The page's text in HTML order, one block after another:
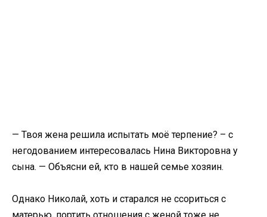
— Твоя жена решила испытать моё терпение? – с
негодованием интересовалась Нина Викторовна у
сына. — Объясни ей, кто в нашей семье хозяин.
Однако Николай, хоть и старался не ссориться с